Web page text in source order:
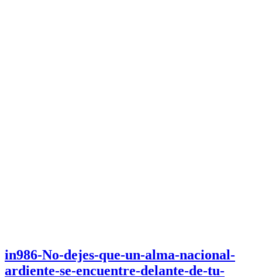
in986-No-dejes-que-un-alma-nacional-
ardiente-se-encuentre-delante-de-tu-